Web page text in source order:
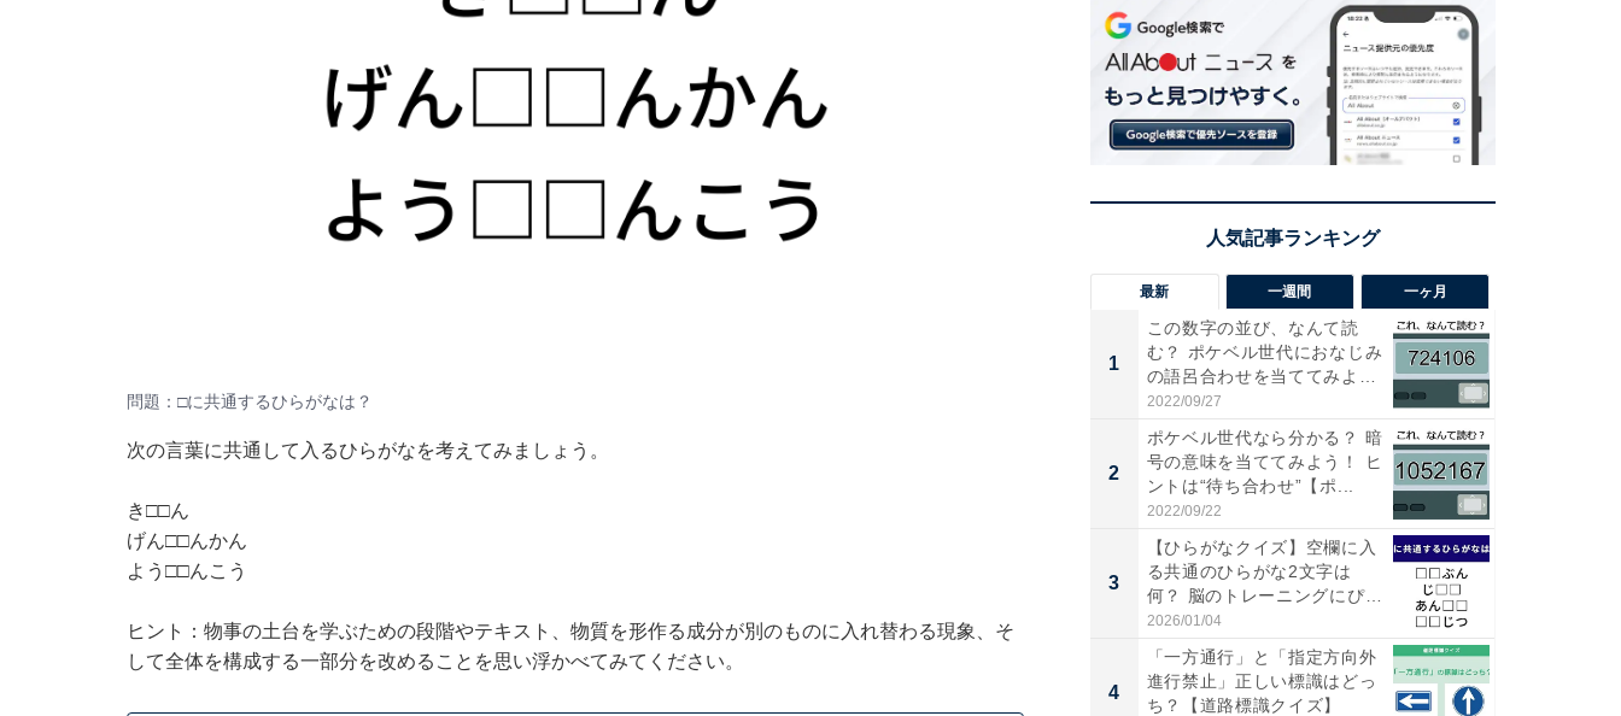
問題：□に共通するひらがなは？
次の言葉に共通して入るひらがなを考えてみましょう。
き□□ん
げん□□んかん
よう□□んこう
ヒント：物事の土台を学ぶための段階やテキスト、物質を形作る成分が別のものに入れ替わる現象、そ
して全体を構成する一部分を改めることを思い浮かべてみてください。
最新 一週間 一ヶ月
1
この数字の並び、なんて読
む？ ポケベル世代におなじみ
の語呂合わせを当ててみよう
【...
2022/09/27
2
ポケベル世代なら分かる？ 暗
号の意味を当ててみよう！ ヒ
ントは“待ち合わせ”【ポ...
2022/09/22
3
【ひらがなクイズ】空欄に入
る共通のひらがな2文字は
何？ 脳のトレーニングにぴっ
た...
2026/01/04
4
「一方通行」と「指定方向外
進行禁止」正しい標識はどっ
ち？【道路標識クイズ】